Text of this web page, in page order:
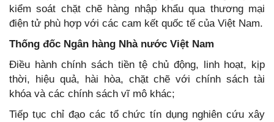
kiểm soát chặt chẽ hàng nhập khẩu qua thương mại
điện tử phù hợp với các cam kết quốc tế của Việt Nam.
Thống đốc Ngân hàng Nhà nước Việt Nam
Điều hành chính sách tiền tệ chủ động, linh hoạt, kịp
thời, hiệu quả, hài hòa, chặt chẽ với chính sách tài
khóa và các chính sách vĩ mô khác;
Tiếp tục chỉ đạo các tổ chức tín dụng nghiên cứu xây